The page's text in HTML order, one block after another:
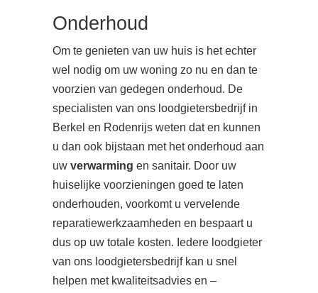
Onderhoud
Om te genieten van uw huis is het echter
wel nodig om uw woning zo nu en dan te
voorzien van gedegen onderhoud. De
specialisten van ons loodgietersbedrijf in
Berkel en Rodenrijs weten dat en kunnen
u dan ook bijstaan met het onderhoud aan
uw verwarming en sanitair. Door uw
huiselijke voorzieningen goed te laten
onderhouden, voorkomt u vervelende
reparatiewerkzaamheden en bespaart u
dus op uw totale kosten. Iedere loodgieter
van ons loodgietersbedrijf kan u snel
helpen met kwaliteitsadvies en –